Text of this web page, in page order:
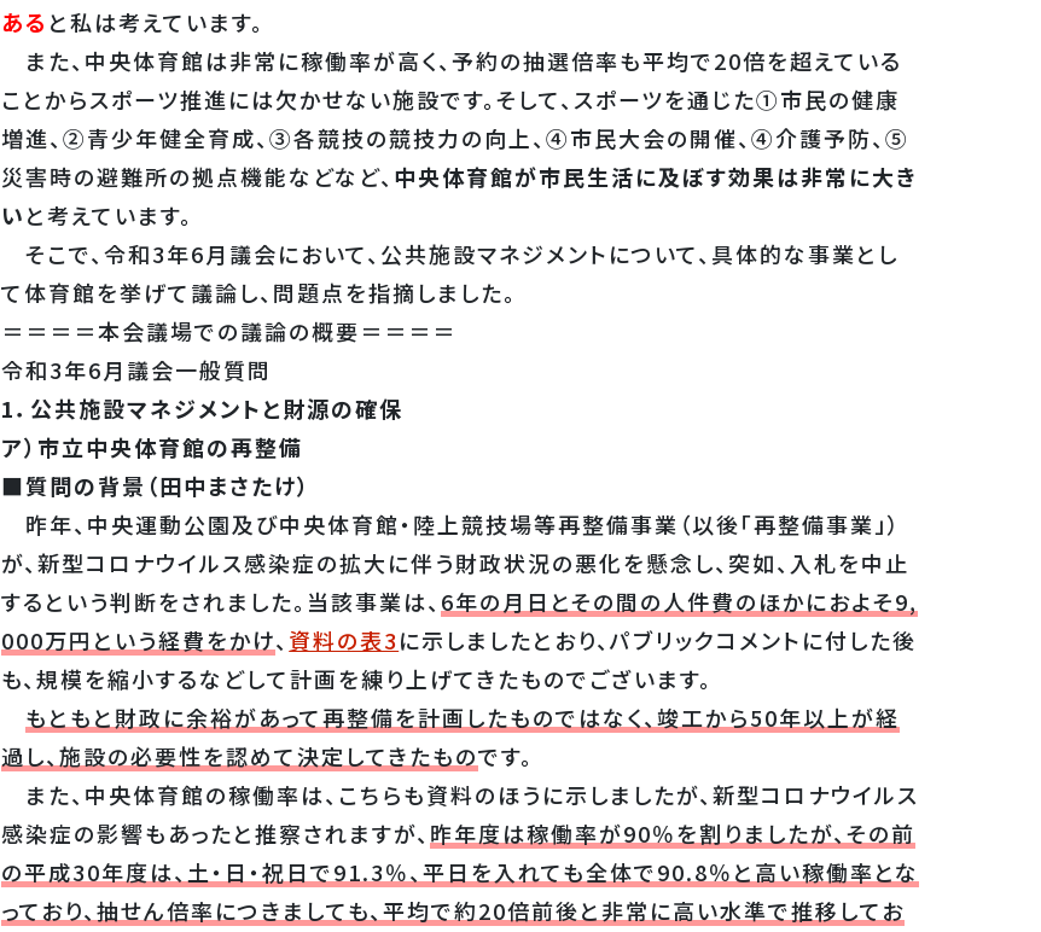
ある と私は考えています。
また、中央体育館は非常に稼働率が高く、予約の抽選倍率も平均で20倍を超えている
ことからスポーツ推進には欠かせない施設です。そして、スポーツを通じた①市民の健康
増進、②青少年健全育成、③各競技の競技力の向上、④市民大会の開催、④介護予防、⑤
災害時の避難所の拠点機能などなど、 中央体育館が市民生活に及ぼす効果は非常に大き
いと考えています。
そこで、令和3年6月議会において、公共施設マネジメントについて、具体的な事業とし
て体育館を挙げて議論し、問題点を指摘しました。
＝＝＝＝本会議場での議論の概要＝＝＝＝
令和3年6月議会一般質問
1．公共施設マネジメントと財源の確保
ア）市立中央体育館の再整備
■質問の背景（田中まさたけ）
昨年、中央運動公園及び中央体育館・陸上競技場等再整備事業（以後「再整備事業」）
が、新型コロナウイルス感染症の拡大に伴う財政状況の悪化を懸念し、突如、入札を中止
するという判断をされました。当該事業は、 6年の月日とその間の人件費のほかにおよそ9,
000万円という経費をかけ、 資料の表3に示しましたとおり、パブリックコメントに付した後
も、規模を縮小するなどして計画を練り上げてきたものでございます。
もともと財政に余裕があって再整備を計画したものではなく、竣工から50年以上が経
過し、施設の必要性を認めて決定してきたものです。
また、中央体育館の稼働率は、こちらも資料のほうに示しましたが、新型コロナウイルス
感染症の影響もあったと推察されますが、 昨年度は稼働率が90％を割りましたが、その前
の平成30年度は、土・日・祝日で91.3％、平日を入れても全体で90.8％と高い稼働率とな
っており、抽せん倍率につきましても、平均で約20倍前後と非常に高い水準で推移してお